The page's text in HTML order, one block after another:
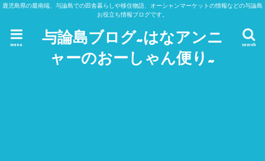
鹿児島県の最南端、与論島での田舎暮らしや移住物語、オーシャンマーケットの情報などの与論島
お役立ち情報ブログです。
与論島ブログ~はなアンニ
ャーのおーしゃん便り~
search
menu